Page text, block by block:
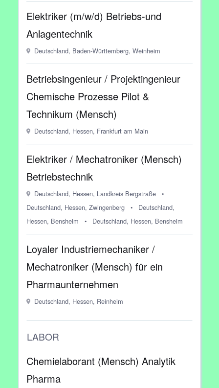
Elektriker (m/w/d) Betriebs-und
Anlagentechnik
Deutschland, Baden-Württemberg, Weinheim
Betriebsingenieur / Projektingenieur
Chemische Prozesse Pilot &
Technikum (Mensch)
Deutschland, Hessen, Frankfurt am Main
Elektriker / Mechatroniker (Mensch)
Betriebstechnik
Deutschland, Hessen, Landkreis Bergstraße
•
Deutschland, Hessen, Zwingenberg
•
Deutschland,
Hessen, Bensheim
• Deutschland, Hessen, Bensheim
Loyaler Industriemechaniker /
Mechatroniker (Mensch) für ein
Pharmaunternehmen
Deutschland, Hessen, Reinheim
LABOR
Chemielaborant (Mensch) Analytik
Pharma